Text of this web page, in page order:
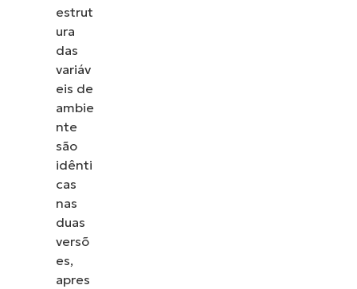
estrut
ura
das
variáv
eis de
ambie
nte
são
idênti
cas
nas
duas
versõ
es,
apres